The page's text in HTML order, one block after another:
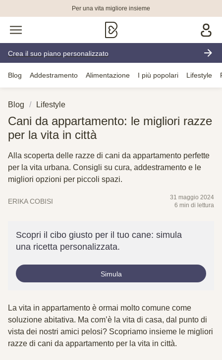
Per una vita migliore insieme
Crea il suo piano personalizzato
Blog Addestramento Alimentazione I più popolari Lifestyle
Blog Lifestyle
Cani da appartamento: le migliori razze
per la vita in città
Alla scoperta delle razze di cani da appartamento perfette
per la vita urbana. Consigli su cura, addestramento e le
migliori opzioni per piccoli spazi.
ERIKA COBISI
31 maggio 2024
6 min di lettura
Scopri il cibo giusto per il tuo cane: simula
una ricetta personalizzata.
Simula
La vita in appartamento è ormai molto comune come
soluzione abitativa. Ma com’è la vita di casa, dal punto di
vista dei nostri amici pelosi? Scopriamo insieme le migliori
razze di cani da appartamento per la vita in città.